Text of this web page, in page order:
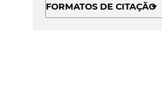
FORMATOS DE CITAÇÃO